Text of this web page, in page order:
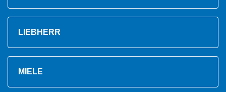
LIEBHERR
MIELE